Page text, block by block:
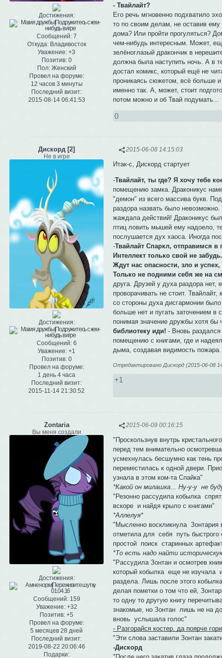
Достижения:
Сообщений:7
Откуда:Владивосток
Уважение: +3
Позитив: 0
Пол:Женский
Провел на форуме:
12 часов 3 минуты
Последний визит:
2015-08-14 06:41:53
- Твайлайт?
Его речь мгновенно подхватило
то по своим делам, не оставив ему
дома? Или пройти прогуляться?
чем-нибудь интересным. Может,
зелёноглазый дракончик в
должна была наступить ночь. А в
достал комикс, который ещё не
проникаясь сюжетом, всё больше
именно так. А, может, стоит
потом можно и об Твай подумать...
0
2015-06-08 14:15:03
Дискорд [2]
Не в игре
Достижения:
Сообщений:6
Уважение: +1
Позитив: 0
Провел на форуме:
1 день 4 часа
Последний визит:
2015-11-14 21:30:52
Итак-с, Дискорд стартует
-Твайлайт, ты где? Я хочу тебе
помещению замка. Драконикус
"демон" из всего массива букв.
раздора назвать было
жаждала действий! Драконикус
птиц ловить мышей ему надоело,
послушается дух хаоса. Иногда
-Твайлайт Спаркл, отправимся в
Интеллект только свой не
Ждут нас опасности, зло и успех,
Только не подними себя же на
друга. Друзей у духа раздора нет,
проворачивать не стоит.
со стороны духа дисгармонии
больше нет и пугать заточением в
понимая значение дружбы хотя бы
библиотеку иди! - Вновь
помещению с книгами, где и
дыма, создавая видимость пожара.
Отредактировано Дискорд (2015-06-08
+1
2015-06-09 00:16:15
Zontaria
Вы меня создали
Достижения:
Сообщений:159
Уважение: +32
Позитив: +5
Провел на форуме:
5 месяцев 28 дней
Последний визит:
2019-08-22 20:06:46
Подарки:
"Проскользнув внутрь
перед тем внимательно
усмехнулась бесшумно как тень
переместилась к одной двери.
узнала в этом ком-та Спайка"
*Какой он милашка... Ну-у-у не
"Резонно рассудила кобылка
вскоре и найдя крыло с книгами"
*Аллелуя*
"Мысленно воскликнула
отметила для себя путь быстрого
простой поиск старинных
*То есть надо найти
"Рассудила Зонтан и осмотрев
который кобылка еще не изучала
раздела. Лишь после этого
делая пометки о том что ей,
то одну то другую книгу
знакомые, но Зонтан лишь не на
вновь услышала голос"
- Разгорайся костер, да поярче
"Эти слова заставили Зонтан
-Дискорд